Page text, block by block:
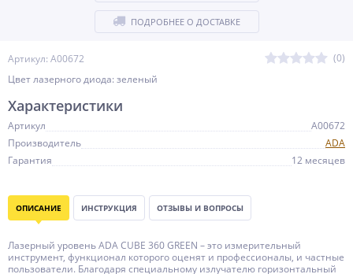
Артикул: А00672
(0)
Цвет лазерного диода: зеленый
ПОДРОБНЕЕ О ДОСТАВКЕ
Характеристики
Артикул
А00672
Производитель
ADA
Гарантия
12 месяцев
ОПИСАНИЕ ИНСТРУКЦИЯ ОТЗЫВЫ И ВОПРОСЫ
Лазерный уровень ADA CUBE 360 GREEN – это измерительный
инструмент, функционал которого оценят и профессионалы, и частные
пользователи. Благодаря специальному излучателю горизонтальный